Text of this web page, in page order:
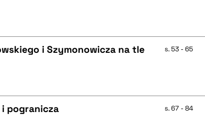
i Szymonowicza na tle
s. 53 - 65
pogranicza s. 67 - 84